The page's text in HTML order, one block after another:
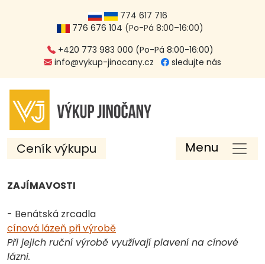
774 617 716
776 676 104 (Po-Pá 8:00–16:00)
+420 773 983 000 (Po-Pá 8:00-16:00)
info@vykup-jinocany.cz
sledujte nás
Ceník výkupu Menu
ZAJÍMAVOSTI
- Benátská zrcadla
cínová lázeň při výrobě
Při jejich ruční výrobě využívají plavení na cínové
lázni.